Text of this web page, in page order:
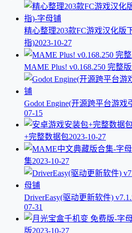
精心整理203款FC游戏汉化版
指)2023-10-27
MAME Plus! v0.168.250 完整
Godot Engine(开源跨平台游戏
07-15
+完整数据包2023-10-27
集2023-10-27
DriverEasy(驱动更新软件)
07-31
版2023-10-27